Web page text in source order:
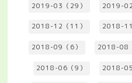
2019-03（29） 2019-02
2018-12（11） 2018-11
2018-09（6） 2018-08
2018-06（9） 2018-05